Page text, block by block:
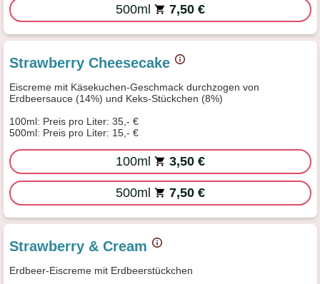
500ml 7,50 €
Strawberry Cheesecake
Eiscreme mit Käsekuchen-Geschmack durchzogen von
Erdbeersauce (14%) und Keks-Stückchen (8%)
100ml: Preis pro Liter: 35,- €
500ml: Preis pro Liter: 15,- €
100ml 3,50 €
500ml 7,50 €
Strawberry & Cream
Erdbeer-Eiscreme mit Erdbeerstückchen